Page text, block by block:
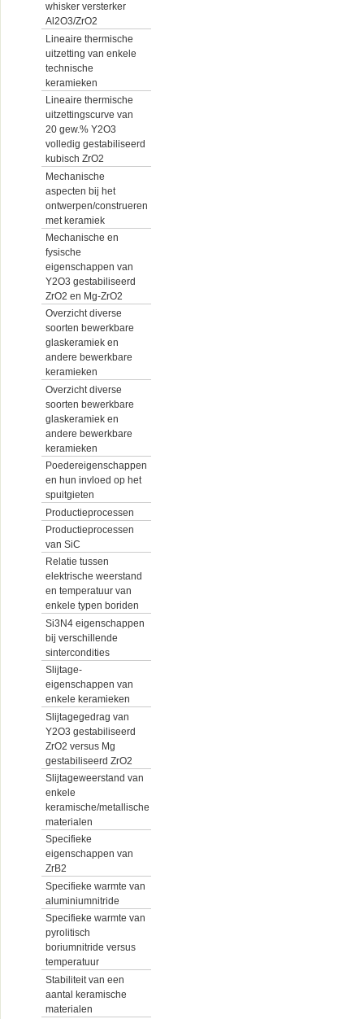
whisker versterker
Al2O3/ZrO2
Lineaire thermische
uitzetting van enkele
technische
keramieken
Lineaire thermische
uitzettingscurve van
20 gew.% Y2O3
volledig gestabiliseerd
kubisch ZrO2
Mechanische
aspecten bij het
ontwerpen/construeren
met keramiek
Mechanische en
fysische
eigenschappen van
Y2O3 gestabiliseerd
ZrO2 en Mg-ZrO2
Overzicht diverse
soorten bewerkbare
glaskeramiek en
andere bewerkbare
keramieken
Overzicht diverse
soorten bewerkbare
glaskeramiek en
andere bewerkbare
keramieken
Poedereigenschappen
en hun invloed op het
spuitgieten
Productieprocessen
Productieprocessen
van SiC
Relatie tussen
elektrische weerstand
en temperatuur van
enkele typen boriden
Si3N4 eigenschappen
bij verschillende
sintercondities
Slijtage-
eigenschappen van
enkele keramieken
Slijtagegedrag van
Y2O3 gestabiliseerd
ZrO2 versus Mg
gestabiliseerd ZrO2
Slijtageweerstand van
enkele
keramische/metallische
materialen
Specifieke
eigenschappen van
ZrB2
Specifieke warmte van
aluminiumnitride
Specifieke warmte van
pyrolitisch
boriumnitride versus
temperatuur
Stabiliteit van een
aantal keramische
materialen